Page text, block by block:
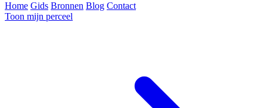
Home Gids Bronnen Blog Contact
Toon mijn perceel